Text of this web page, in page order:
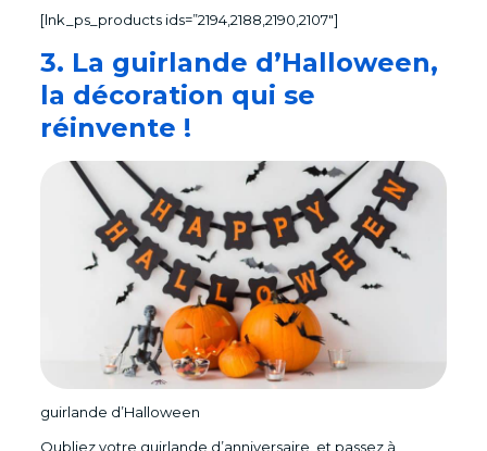
[lnk_ps_products ids=”2194,2188,2190,2107″]
3. La guirlande d’Halloween,
la décoration qui se
réinvente !
guirlande d’Halloween
Oubliez votre guirlande d’anniversaire, et passez à